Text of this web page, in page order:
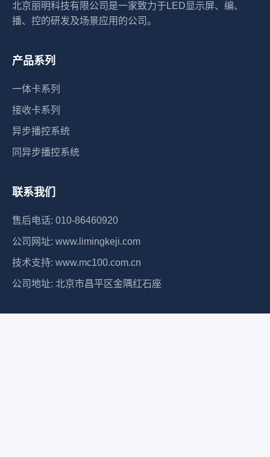
北京丽明科技有限公司是一家致力于LED显示屏、编、
播、控的研发及场景应用的公司。
产品系列
一体卡系列
接收卡系列
异步播控系统
同异步播控系统
联系我们
售后电话: 010-86460920
公司网址: www.limingkeji.com
技术支持: www.mc100.com.cn
公司地址: 北京市昌平区金隅红石座